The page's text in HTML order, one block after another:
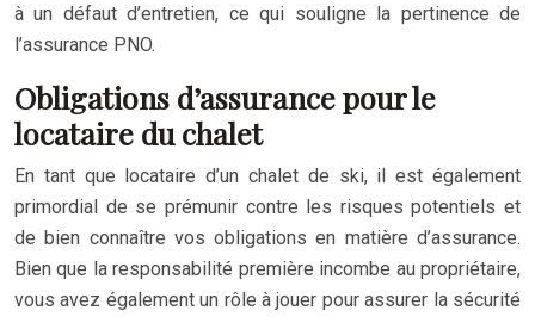
à un défaut d’entretien, ce qui souligne la pertinence de
l’assurance PNO.
Obligations d’assurance pour le
locataire du chalet
En tant que locataire d’un chalet de ski, il est également
primordial de se prémunir contre les risques potentiels et
de bien connaître vos obligations en matière d’assurance.
Bien que la responsabilité première incombe au propriétaire,
vous avez également un rôle à jouer pour assurer la sécurité